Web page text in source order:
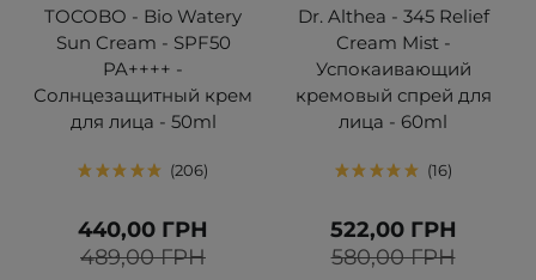
TOCOBO - Bio Watery
Sun Cream - SPF50
PA++++ -
Солнцезащитный крем
для лица - 50ml
206
489,00 ГРН
440,00 ГРН
Dr. Althea - 345 Relief
Cream Mist -
Успокаивающий
кремовый спрей для
лица - 60ml
16
580,00 ГРН
522,00 ГРН